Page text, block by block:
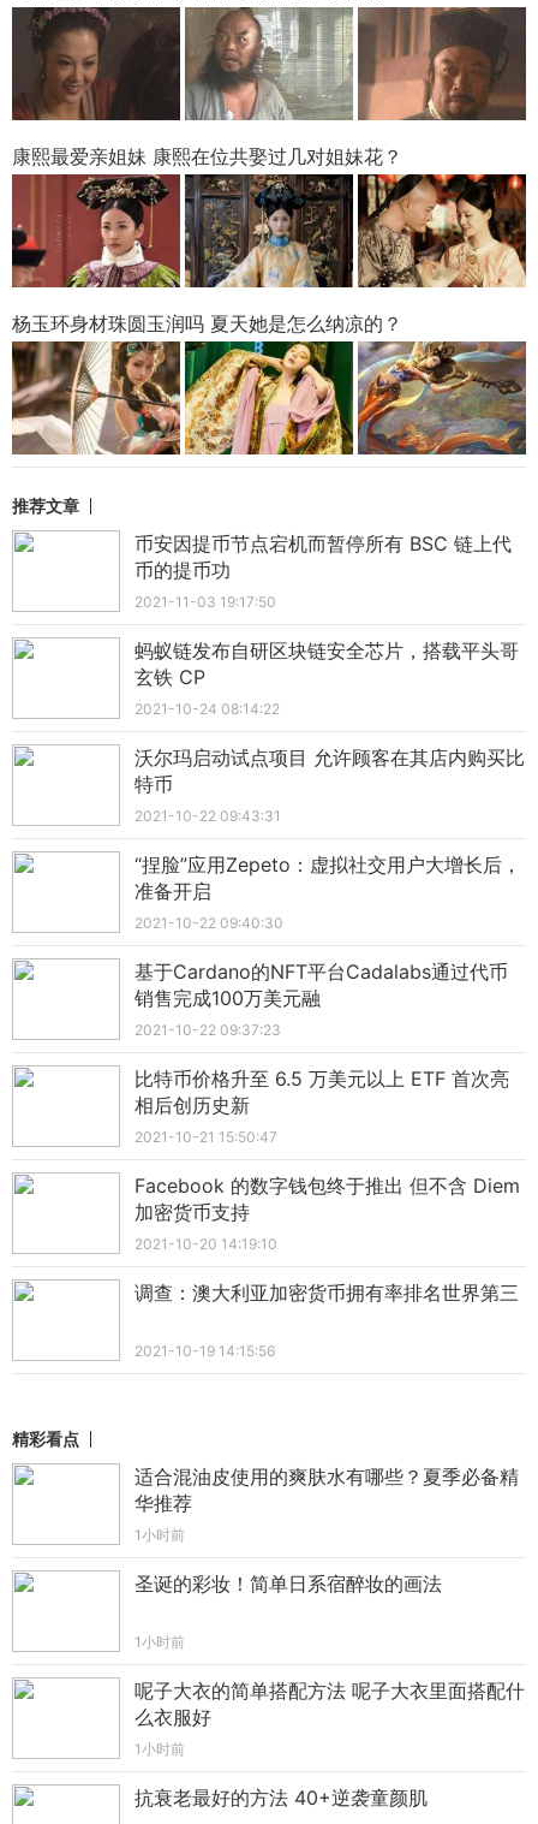
康熙最爱亲姐妹 康熙在位共娶过几对姐妹花？
杨玉环身材珠圆玉润吗 夏天她是怎么纳凉的？
推荐文章
币安因提币节点宕机而暂停所有 BSC 链上代
币的提币功
2021-11-03 19:17:50
蚂蚁链发布自研区块链安全芯片，搭载平头哥
玄铁 CP
2021-10-24 08:14:22
沃尔玛启动试点项目 允许顾客在其店内购买比
特币
2021-10-22 09:43:31
“捏脸”应用Zepeto：虚拟社交用户大增长后，
准备开启
2021-10-22 09:40:30
基于Cardano的NFT平台Cadalabs通过代币
销售完成100万美元融
2021-10-22 09:37:23
比特币价格升至 6.5 万美元以上 ETF 首次亮
相后创历史新
2021-10-21 15:50:47
Facebook 的数字钱包终于推出 但不含 Diem
加密货币支持
2021-10-20 14:19:10
调查：澳大利亚加密货币拥有率排名世界第三
2021-10-19 14:15:56
精彩看点
适合混油皮使用的爽肤水有哪些？夏季必备精
华推荐
1小时前
圣诞的彩妆！简单日系宿醉妆的画法
1小时前
呢子大衣的简单搭配方法 呢子大衣里面搭配什
么衣服好
1小时前
抗衰老最好的方法 40+逆袭童颜肌